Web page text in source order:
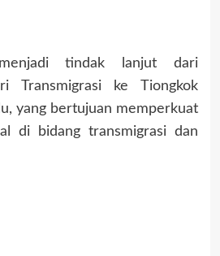
tindak lanjut dari
Transmigrasi ke Tiongkok
yang bertujuan memperkuat
di bidang transmigrasi dan